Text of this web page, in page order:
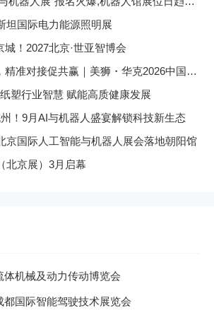
坦国际电力能源照明展
！2027北京·世亚智博会
思想碰撞启新局，精准对接促共赢｜美狮・华克2026中国餐饮包装创新发展大会圆满收官
塑行业智慧 赋能高质健康发展
！9月AI与机器人盛宴解锁科技新生态
京国际人工智能与机器人展会落地朝阳馆
北京展）3月启幕
体机械及动力传动博览会
都国际智能驾驶技术展览会